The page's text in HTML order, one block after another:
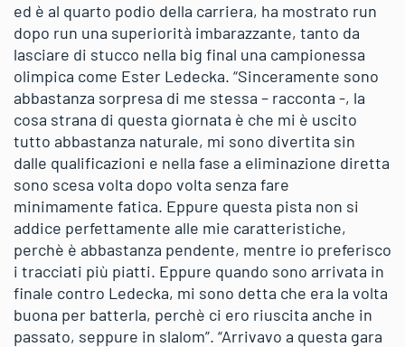
ed è al quarto podio della carriera, ha mostrato run
dopo run una superiorità imbarazzante, tanto da
lasciare di stucco nella big final una campionessa
olimpica come Ester Ledecka. “Sinceramente sono
abbastanza sorpresa di me stessa – racconta -, la
cosa strana di questa giornata è che mi è uscito
tutto abbastanza naturale, mi sono divertita sin
dalle qualificazioni e nella fase a eliminazione diretta
sono scesa volta dopo volta senza fare
minimamente fatica. Eppure questa pista non si
addice perfettamente alle mie caratteristiche,
perchè è abbastanza pendente, mentre io preferisco
i tracciati più piatti. Eppure quando sono arrivata in
finale contro Ledecka, mi sono detta che era la volta
buona per batterla, perchè ci ero riuscita anche in
passato, seppure in slalom”. “Arrivavo a questa gara